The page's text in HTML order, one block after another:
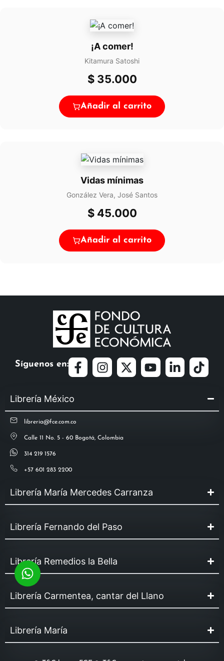
¡A comer!
Kitamura Satoshi
$35.000
Añadir al carrito
Vidas mínimas
González Vera, José Santos
$45.000
Añadir al carrito
Síguenos en:
Librería México
libreria@fce.com.co
Calle 11 No. 5 - 60 Bogotá, Colombia
314 219 1576
+57 601 283 2200
Librería María Mercedes Carranza
Librería Fernando del Paso
Librería Remedios la Bella
Librería Carmentea, cantar del Llano
Librería María